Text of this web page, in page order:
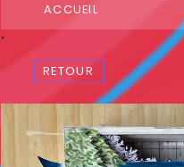
ACCUEIL
RETOUR